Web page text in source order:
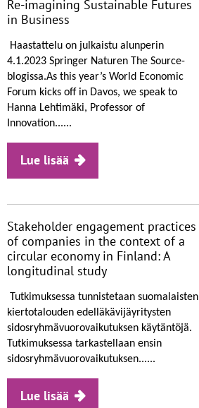
Re-imagining Sustainable Futures
in Business
Haastattelu on julkaistu alunperin
4.1.2023 Springer Naturen The Source-
blogissa.As this year’s World Economic
Forum kicks off in Davos, we speak to
Hanna Lehtimäki, Professor of
Innovation......
Lue lisää
Stakeholder engagement practices
of companies in the context of a
circular economy in Finland: A
longitudinal study
Tutkimuksessa tunnistetaan suomalaisten
kiertotalouden edelläkävijäyritysten
sidosryhmävuorovaikutuksen käytäntöjä.
Tutkimuksessa tarkastellaan ensin
sidosryhmävuorovaikutuksen......
Lue lisää